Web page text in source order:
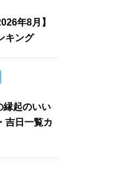
年8月】
キング
縁起のいい
吉日一覧カ